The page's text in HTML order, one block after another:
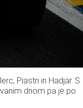
Piastri in Hadjar. S
dnom pa je po